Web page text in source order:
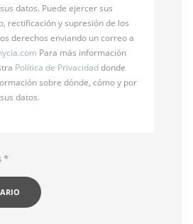
datos. Puede ejercer sus
rectificación y supresión de los
derechos enviando un correo a
Para más información
Política de Privacidaddonde
sobre dónde, cómo y por
datos.
*